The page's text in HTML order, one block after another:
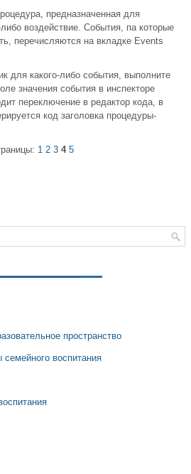
предназначенная для
воздействие. События, па которые
перечисляются на вкладке Events
для какого-либо события, выполните
значения события в инспекторе
переключение в редактор кода, в
код заголовка процедуры-
1 2 3 4 5
пространство
воспитания